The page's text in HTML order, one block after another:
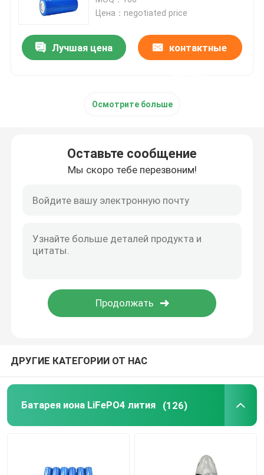
Домашняя батарея энергии
небольшая батарея lipo
блок батарей 48V LiFePO4
С инвертора решетки солнечного гибридного
Портативная электростанция
Цена：negotiated price
Лучшая цена контактные
Осмотрите больше
Оставьте сообщение
Мы скоро тебе перезвоним!
ДРУГИЕ КАТЕГОРИИ ОТ НАС
Батарея иона LiFePO4 лития (126)